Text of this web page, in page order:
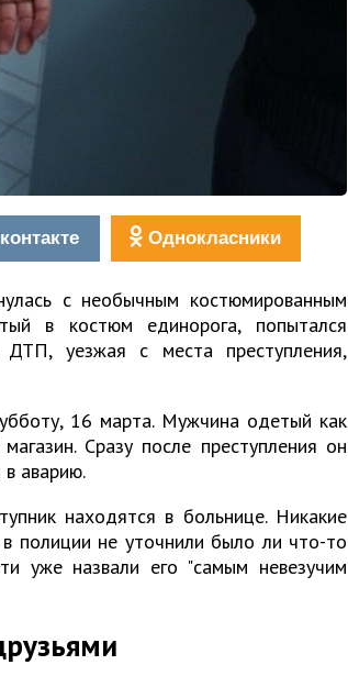
Однокласники
с необычным костюмированным
в костюм единорога, попытался
уезжая с места преступления,
16 марта. Мужчина одетый как
Сразу после преступления он
аварию.
находятся в больнице. Никакие
полиции не уточнили было ли что-то
уже назвали его "самым невезучим